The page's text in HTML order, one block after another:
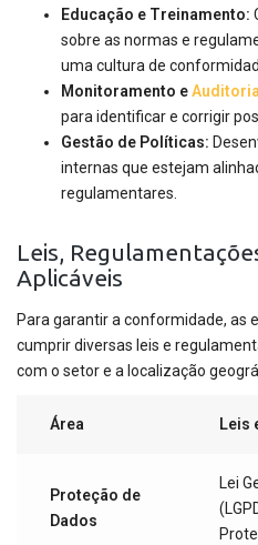
Educação e Treinamento:
sobre as normas e
uma cultura de
Monitoramento e
para identificar e corrigir
Gestão de Políticas:
internas que estejam
regulamentares.
Leis,
Aplicáveis
Para garantir a conformidade, as
cumprir diversas leis e
com o setor e a localização
Área Leis
Proteção de
Dados
Lei